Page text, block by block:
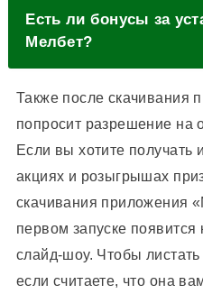
Есть ли бонусы за
Мелбет?
Также после скачивания
попросит разрешение на
Если вы хотите
акциях и розыгрышах
скачивания приложения
первом запуске появится
слайд-шоу. Чтобы
если считаете, что она